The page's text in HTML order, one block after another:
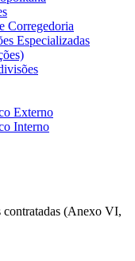
Corregedoria
Especializadas
Externo
Interno
contratadas (Anexo VI,